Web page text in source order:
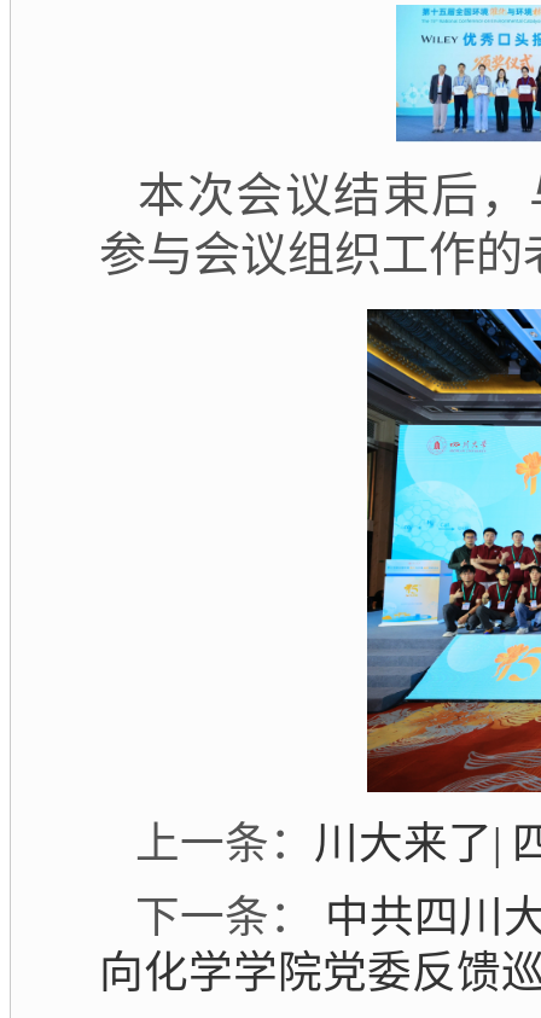
本次会议结束后
参与会议组织工作
上一条： 川大来了|
下一条：
中共四川
向化学学院党委反馈